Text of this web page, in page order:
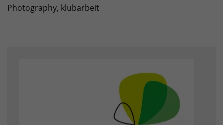
Photography, klubarbeit